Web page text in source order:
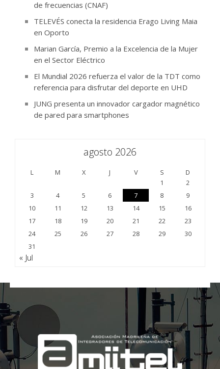
de frecuencias (CNAF)
TELEVÉS conecta la residencia Erago Living Maia
en Oporto
Marian García, Premio a la Excelencia de la Mujer
en el Sector Eléctrico
El Mundial 2026 refuerza el valor de la TDT como
referencia para disfrutar del deporte en UHD
JUNG presenta un innovador cargador magnético
de pared para smartphones
agosto 2026
L M X J V S
D
1
2
3
4 5 6 7 8
9
10
11 12 13 14 15
16
17
18 19 20 21 22
23
24
25 26 27 28 29
30
31
« Jul
;